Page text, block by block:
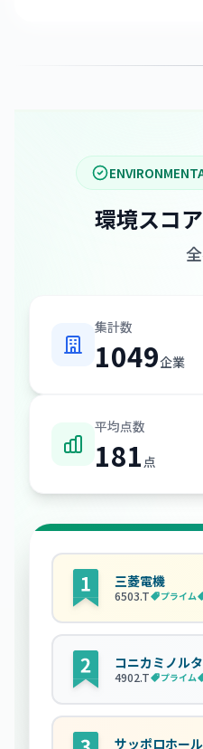
環境スコ
集計数
1049企業
平均点数
181 点
三菱電機
6503.T プライム
コニカミノルタ
4902.T プライム
サッポロホー